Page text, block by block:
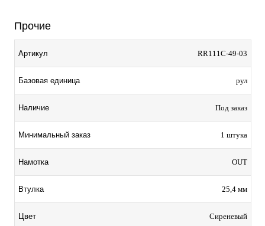
Прочие
Артикул RR111С-49-03
Базовая единица рул
Наличие Под заказ
Минимальный заказ 1 штука
Намотка OUT
Втулка 25,4 мм
Цвет Сиреневый